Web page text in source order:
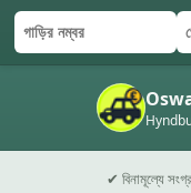
✔ বিনামূল্যে